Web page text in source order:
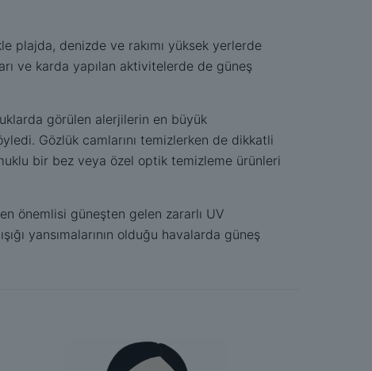
plajda, denizde ve rakımı yüksek yerlerde
ve karda yapılan aktivitelerde de güneş
görülen alerjilerin en büyük
Gözlük camlarını temizlerken de dikkatli
bir bez veya özel optik temizleme ürünleri
önemlisi güneşten gelen zararlı UV
yansımalarının olduğu havalarda güneş